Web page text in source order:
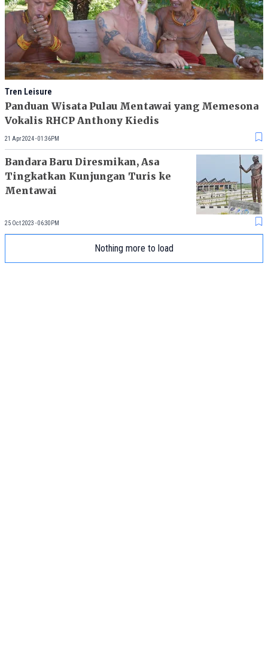
Tren Leisure
Panduan Wisata Pulau Mentawai yang Memesona
Vokalis RHCP Anthony Kiedis
21 Apr 2024 - 01:36PM
Bandara Baru Diresmikan, Asa
Tingkatkan Kunjungan Turis ke
Mentawai
25 Oct 2023 - 06:30PM
Nothing more to load